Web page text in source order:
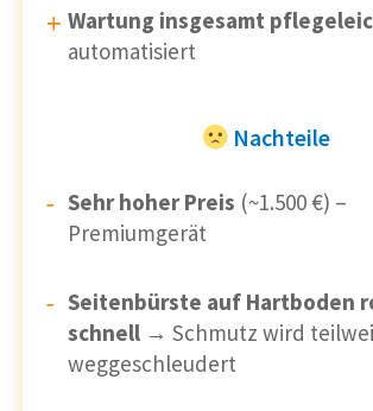
Wartung insgesamt
automatisiert
Nachteile
Sehr hoher Preis (~1.500 €) –
Premiumgerät
Seitenbürste auf Hartboden
schnell → Schmutz wird
weggeschleudert